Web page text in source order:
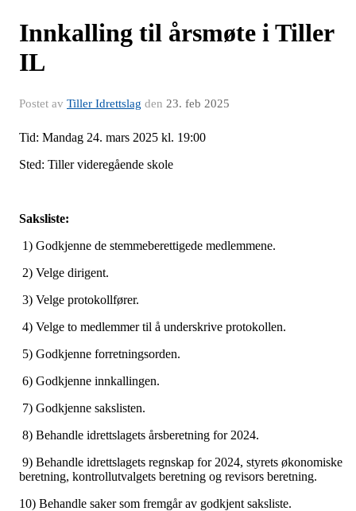
Innkalling til årsmøte i Tiller
IL
Postet av Tiller Idrettslag den 23. feb 2025
Tid: Mandag 24. mars 2025 kl. 19:00
Sted: Tiller videregående skole
Saksliste:
1) Godkjenne de stemmeberettigede medlemmene.
2) Velge dirigent.
3) Velge protokollfører.
4) Velge to medlemmer til å underskrive protokollen.
5) Godkjenne forretningsorden.
6) Godkjenne innkallingen.
7) Godkjenne sakslisten.
8) Behandle idrettslagets årsberetning for 2024.
9) Behandle idrettslagets regnskap for 2024, styrets økonomiske
beretning, kontrollutvalgets beretning og revisors beretning.
10) Behandle saker som fremgår av godkjent saksliste.